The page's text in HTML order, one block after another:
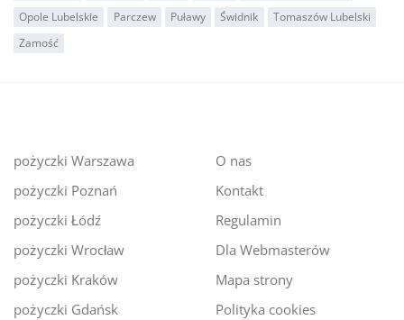
Opole Lubelskie
Parczew Puławy Świdnik
Tomaszów Lubelski
Zamość
pożyczki Warszawa
pożyczki Poznań
pożyczki Łódź
pożyczki Wrocław
pożyczki Kraków
pożyczki Gdańsk
O nas
Kontakt
Regulamin
Dla Webmasterów
Mapa strony
Polityka cookies